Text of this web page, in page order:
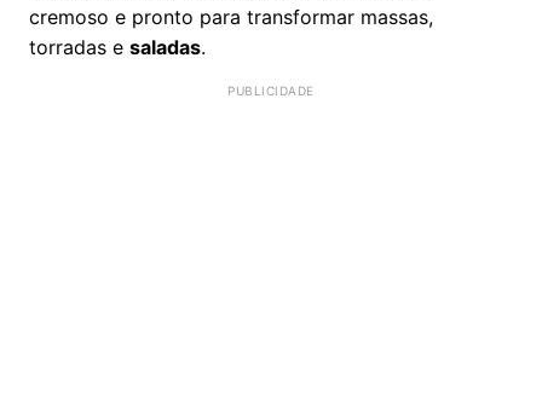
cremoso e pronto para transformar massas,
torradas e saladas.